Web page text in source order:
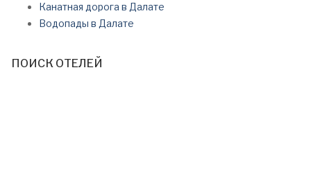
Канатная дорога в Далате
Водопады в Далате
ПОИСК ОТЕЛЕЙ